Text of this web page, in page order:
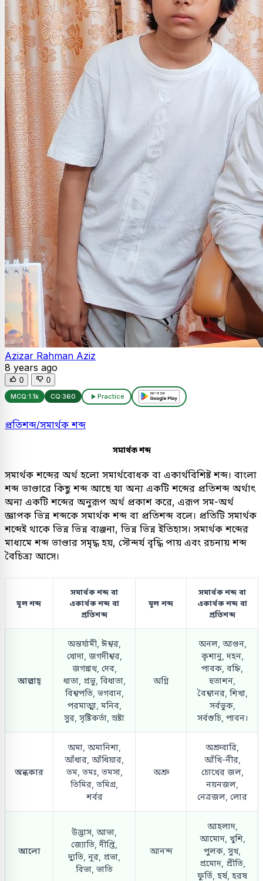
Azizar Rahman Aziz
8 years ago
0 0
MCQ:1.1k CQ:360 Practice
প্রতিশব্দ/সমার্থক শব্দ
সমার্থক শব্দ
সমার্থক শব্দের অর্থ হলো সমার্থবোধক বা একার্থবিশিষ্ট শব্দ। বাংলা
শব্দ ভাণ্ডারে কিছু শব্দ আছে যা অন্য একটি শব্দের প্রতিশব্দ অর্থাৎ
অন্য একটি শব্দের অনুরূপ অর্থ প্রকাশ করে, এরূপ সম-অর্থ
জ্ঞাপক ভিন্ন শব্দকে সমার্থক শব্দ বা প্রতিশব্দ বলে। প্রতিটি সমার্থক
শব্দেই থাকে ভিন্ন ভিন্ন ব্যঞ্জনা, ভিন্ন ভিন্ন ইতিহাস। সমার্থক শব্দের
মাধ্যমে শব্দ ভাণ্ডার সমৃদ্ধ হয়, সৌন্দর্য বৃদ্ধি পায় এবং রচনায় শব্দ
বৈচিত্র্য আসে।
মূল শব্দ
সমার্থক শব্দ বা
একার্থক শব্দ বা
প্রতিশব্দ
মূল শব্দ
সমার্থক শব্দ বা
একার্থক শব্দ বা
প্রতিশব্দ
আল্লাহ্
অন্তর্যামী, ঈশ্বর,
খোদা, জগদীশ্বর,
জগন্নাথ, দেব,
ধাতা, প্রভু, বিধাতা,
বিশ্বপতি, ভগবান,
পরমাত্মা, মনিব,
সুর, সৃষ্টিকর্তা, স্রষ্টা
অগ্নি
অনল, আগুন,
কৃশানু, দহন,
পাবক, বহ্নি,
হুতাশন,
বৈশ্বানর, শিখা,
সর্বভুক,
সর্বশুচি, পাবন।
অন্ধকার
অমা, অমানিশা,
আঁধার, আঁধিয়ার,
তম, তমঃ, তমসা,
তিমির, তমিগ্র,
শর্বর
অশ্রু
অশ্রুবারি,
আঁখি-নীর,
চোখের জল,
নয়নজল,
নেত্রজল, লোর
আলো
উদ্ভাস, আভা,
জ্যোতি, দীপ্তি,
দ্যুতি, নূর, প্রভা,
বিভা, ভাতি
আনন্দ
আহলাদ,
আমোদ, খুশি,
পুলক, সুখ,
প্রমোদ, প্রীতি,
ফুর্তি, হর্ষ, হরষ